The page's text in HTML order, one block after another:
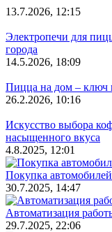
13.7.2026, 12:15
Электропечи для
города
14.5.2026, 18:09
Пицца на дом – ключ
26.2.2026, 10:16
Искусство выбора
насыщенного вкуса
4.8.2025, 12:01
Покупка
30.7.2025, 14:47
Автоматизация
29.7.2025, 22:06